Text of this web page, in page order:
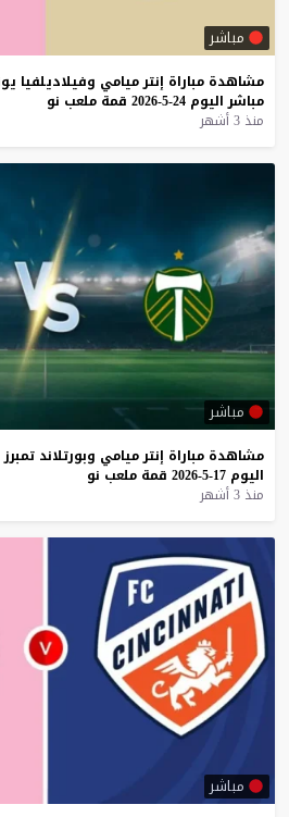
مباشر
مشاهدة مباراة إنترميامي وفيلاديلفيا
مباشر اليوم 24-5-2026 قمة ملعب نو
منذ 3 أشهر
مباشر
مشاهدة مباراة إنترميامي وبورتلاند تمبرز
اليوم 17-5-2026 قمة ملعب نو
منذ 3 أشهر
مباشر